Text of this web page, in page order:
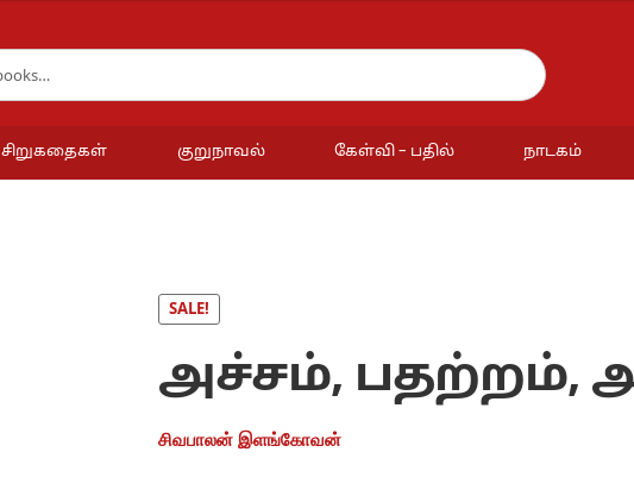
சிறுகதைகள் குறுநாவல் கேள்வி – பதில் நாடகம்
SALE!
அச்சம், பதற்றம்,
சிவபாலன் இளங்கோவன்